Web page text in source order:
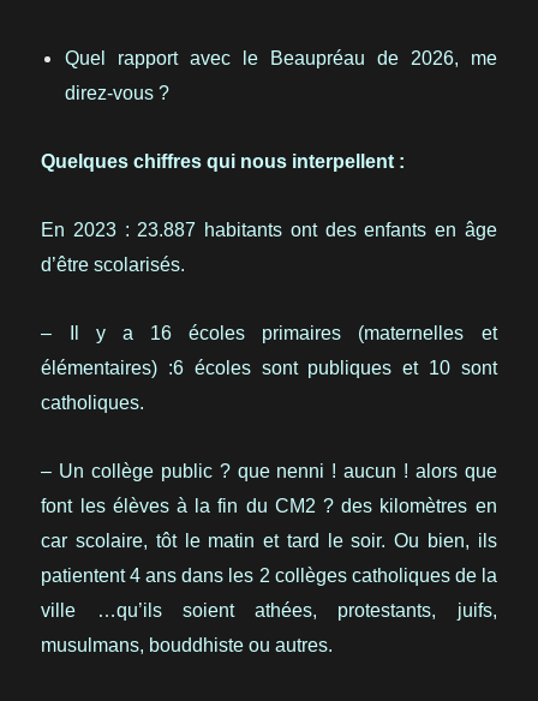
Quel rapport avec le Beaupréau de 2026, me
direz-vous ?
Quelques chiffres qui nous interpellent :
En 2023 : 23.887 habitants ont des enfants en âge
d’être scolarisés.
– Il y a 16 écoles primaires (maternelles et
élémentaires) :6 écoles sont publiques et 10 sont
catholiques.
– Un collège public ? que nenni ! aucun ! alors que
font les élèves à la fin du CM2 ? des kilomètres en
car scolaire, tôt le matin et tard le soir. Ou bien, ils
patientent 4 ans dans les 2 collèges catholiques de la
ville …qu’ils soient athées, protestants, juifs,
musulmans, bouddhiste ou autres.